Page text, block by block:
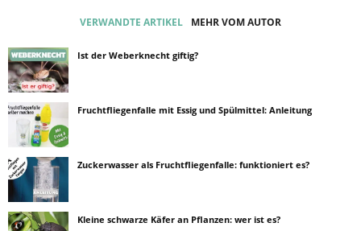
VERWANDTE ARTIKEL MEHR VOM AUTOR
Ist der Weberknecht giftig?
Fruchtfliegenfalle mit Essig und Spülmittel: Anleitung
Zuckerwasser als Fruchtfliegenfalle: funktioniert es?
Kleine schwarze Käfer an Pflanzen: wer ist es?